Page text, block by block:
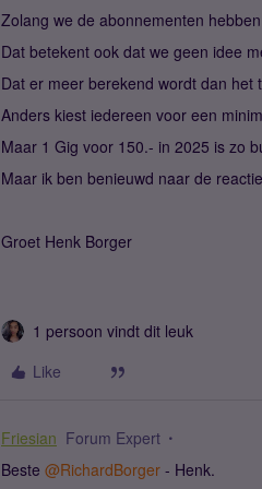
Zolang we de abonnementen
Dat betekent ook dat we geen idee
Dat er meer berekend wordt dan
Anders kiest iedereen voor een
Maar 1 Gig voor 150.- in 2025 is zo
Maar ik ben benieuwd naar de
Groet Henk Borger
1 persoon vindt dit leuk
Like
Friesian Forum Expert
Beste ​ @RichardBorger - Henk.